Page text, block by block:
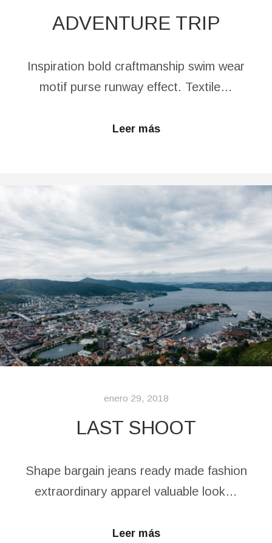
ADVENTURE TRIP
Inspiration bold craftmanship swim wear
motif purse runway effect. Textile…
Leer más
enero 29, 2018
LAST SHOOT
Shape bargain jeans ready made fashion
extraordinary apparel valuable look…
Leer más